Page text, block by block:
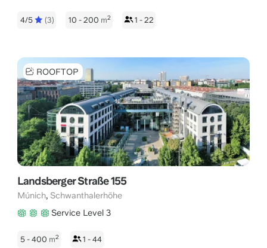
4/5 (3) 10 - 200 m2 1 - 22
ROOFTOP
Landsberger Straße 155
Múnich, Schwanthalerhöhe
Service Level 3
5 - 400 m2 1 - 44